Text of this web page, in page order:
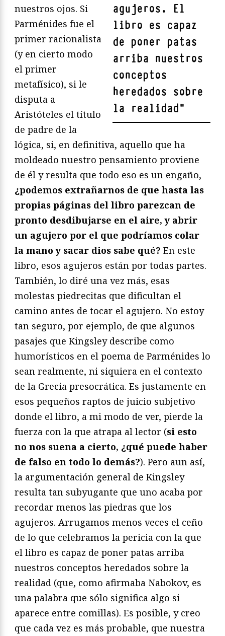
agujeros. El
libro es capaz
de poner patas
arriba nuestros
conceptos
heredados sobre
la realidad"
nuestros ojos. Si
Parménides fue el
primer racionalista
(y en cierto modo
el primer
metafísico), si le
disputa a
Aristóteles el título
de padre de la
lógica, si, en definitiva, aquello que ha
moldeado nuestro pensamiento proviene
de él y resulta que todo eso es un engaño,
¿podemos extrañarnos de que hasta las
propias páginas del libro parezcan de
pronto desdibujarse en el aire, y abrir
un agujero por el que podríamos colar
la mano y sacar dios sabe qué? En este
libro, esos agujeros están por todas partes.
También, lo diré una vez más, esas
molestas piedrecitas que dificultan el
camino antes de tocar el agujero. No estoy
tan seguro, por ejemplo, de que algunos
pasajes que Kingsley describe como
humorísticos en el poema de Parménides lo
sean realmente, ni siquiera en el contexto
de la Grecia presocrática. Es justamente en
esos pequeños raptos de juicio subjetivo
donde el libro, a mi modo de ver, pierde la
fuerza con la que atrapa al lector (si esto
no nos suena a cierto, ¿qué puede haber
de falso en todo lo demás?). Pero aun así,
la argumentación general de Kingsley
resulta tan subyugante que uno acaba por
recordar menos las piedras que los
agujeros. Arrugamos menos veces el ceño
de lo que celebramos la pericia con la que
el libro es capaz de poner patas arriba
nuestros conceptos heredados sobre la
realidad (que, como afirmaba Nabokov, es
una palabra que sólo significa algo si
aparece entre comillas). Es posible, y creo
que cada vez es más probable, que nuestra